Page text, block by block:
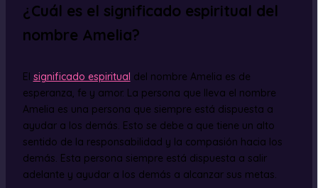
¿Cuál es el significado espiritual del
nombre Amelia?
El significado espiritual del nombre Amelia es de
esperanza, fe y amor. La persona que lleva el nombre
Amelia es una persona que siempre está dispuesta a
ayudar a los demás. Esto se debe a que tiene un alto
sentido de la responsabilidad y la compasión hacia los
demás. Esta persona siempre está dispuesta a salir
adelante y ayudar a los demás a alcanzar sus metas.